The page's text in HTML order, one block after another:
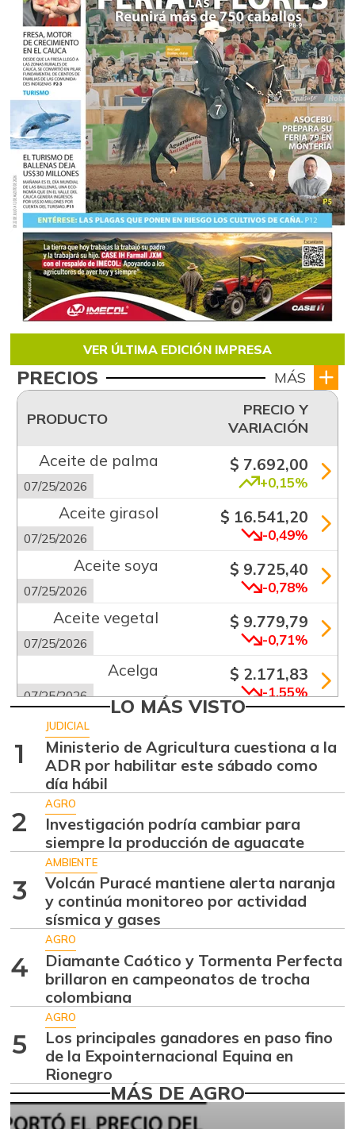
VER ÚLTIMA EDICIÓN IMPRESA
PRECIOS MÁS
PRODUCTO
PRECIO Y
VARIACIÓN
Aceite de palma
07/25/2026
$ 7.692,00
+0,15%
Aceite girasol
07/25/2026
$ 16.541,20
-0,49%
Aceite soya
07/25/2026
$ 9.725,40
-0,78%
Aceite vegetal
07/25/2026
$ 9.779,79
-0,71%
Acelga
07/25/2026
$ 2.171,83
-1,55%
Aguacate común
07/25/2026 +6,24%
Aguacate hass
07/25/2026 -2,98%
Aguacate
papelillo
07/25/2026
$ 8.366,30
Ahuyama
07/25/2026
$ 1.634,56
Ahuyamín
07/25/2026
$ 1.672,87
+7,50%
Ajo
07/25/2026
$ 6.102,86
Ají dulce
01/17/2015
$ 2.880,14
Ají topito dulce
LO MÁS VISTO
1
JUDICIAL
Ministerio de Agricultura cuestiona a la
ADR por habilitar este sábado como
día hábil
2
AGRO
Investigación podría cambiar para
siempre la producción de aguacate
3
AMBIENTE
Volcán Puracé mantiene alerta naranja
y continúa monitoreo por actividad
sísmica y gases
4
AGRO
Diamante Caótico y Tormenta Perfecta
brillaron en campeonatos de trocha
colombiana
5
AGRO
Los principales ganadores en paso fino
de la Expointernacional Equina en
Rionegro
MÁS DE AGRO